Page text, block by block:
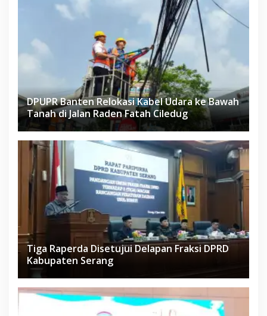
DPUPR Banten Relokasi Kabel Udara ke Bawah
Tanah di Jalan Raden Fatah Ciledug
Tiga Raperda Disetujui Delapan Fraksi DPRD
Kabupaten Serang